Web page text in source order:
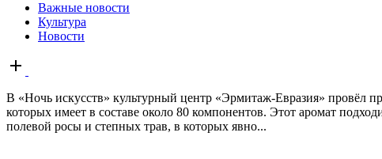
Важные новости
Культура
Новости
Open
post
В «Ночь искусств» культурный центр «Эрмитаж-Евразия» провёл
которых имеет в составе около 80 компонентов. Этот аромат
полевой росы и степных трав, в которых явно...